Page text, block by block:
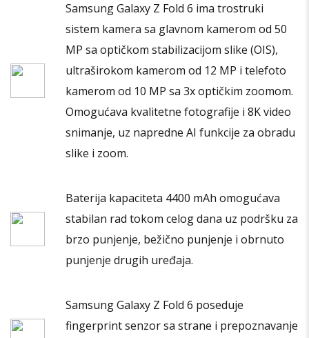
izabrane
na
stranici
proizvoda.
Samsung Galaxy Z Fold 6 ima trostruki
sistem kamera sa glavnom kamerom od 50
MP sa optičkom stabilizacijom slike (OIS),
ultraširokom kamerom od 12 MP i telefoto
kamerom od 10 MP sa 3x optičkim zoomom.
Omogućava kvalitetne fotografije i 8K video
snimanje, uz napredne AI funkcije za obradu
slike i zoom.
Baterija kapaciteta 4400 mAh omogućava
stabilan rad tokom celog dana uz podršku za
brzo punjenje, bežično punjenje i obrnuto
punjenje drugih uređaja.
Samsung Galaxy Z Fold 6 poseduje
fingerprint senzor sa strane i prepoznavanje